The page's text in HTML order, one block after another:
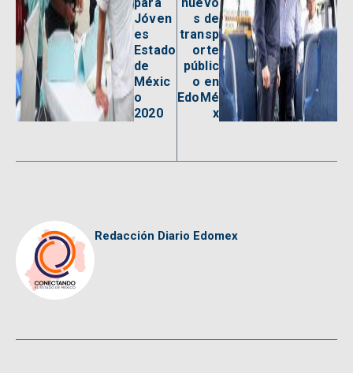
Jóven
es
Estado
de
Méxic
o
2020
s de
transp
orte
públic
o en
EdoMé
x
Redacción Diario Edomex